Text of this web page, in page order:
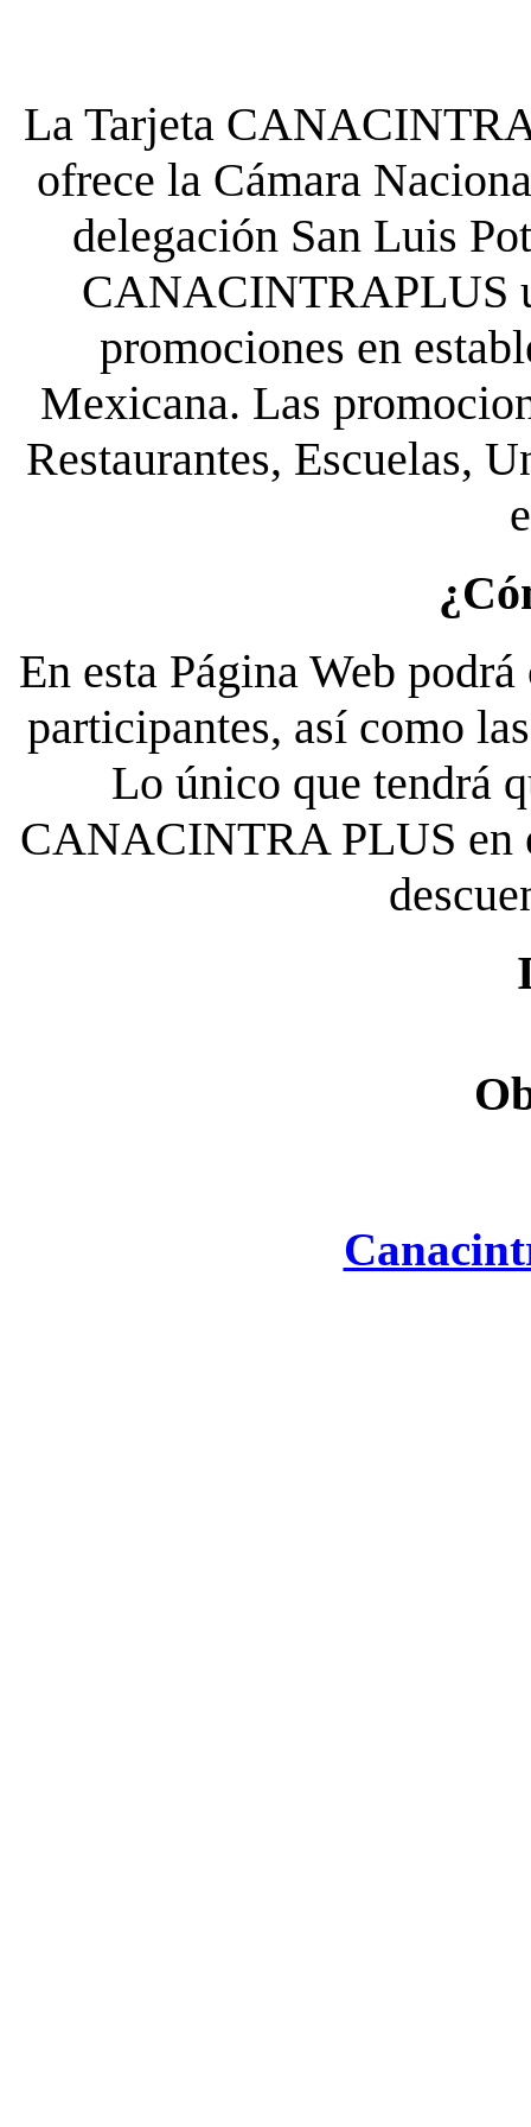
La Tarjeta
ofrece la Cámara
delegación San Luis
CANACINTRAPLUS
promociones en
Mexicana. Las
Restaurantes, Escuelas,
En esta Página Web
participantes, así como
Lo único que tendrá
CANACINTRA PLUS en